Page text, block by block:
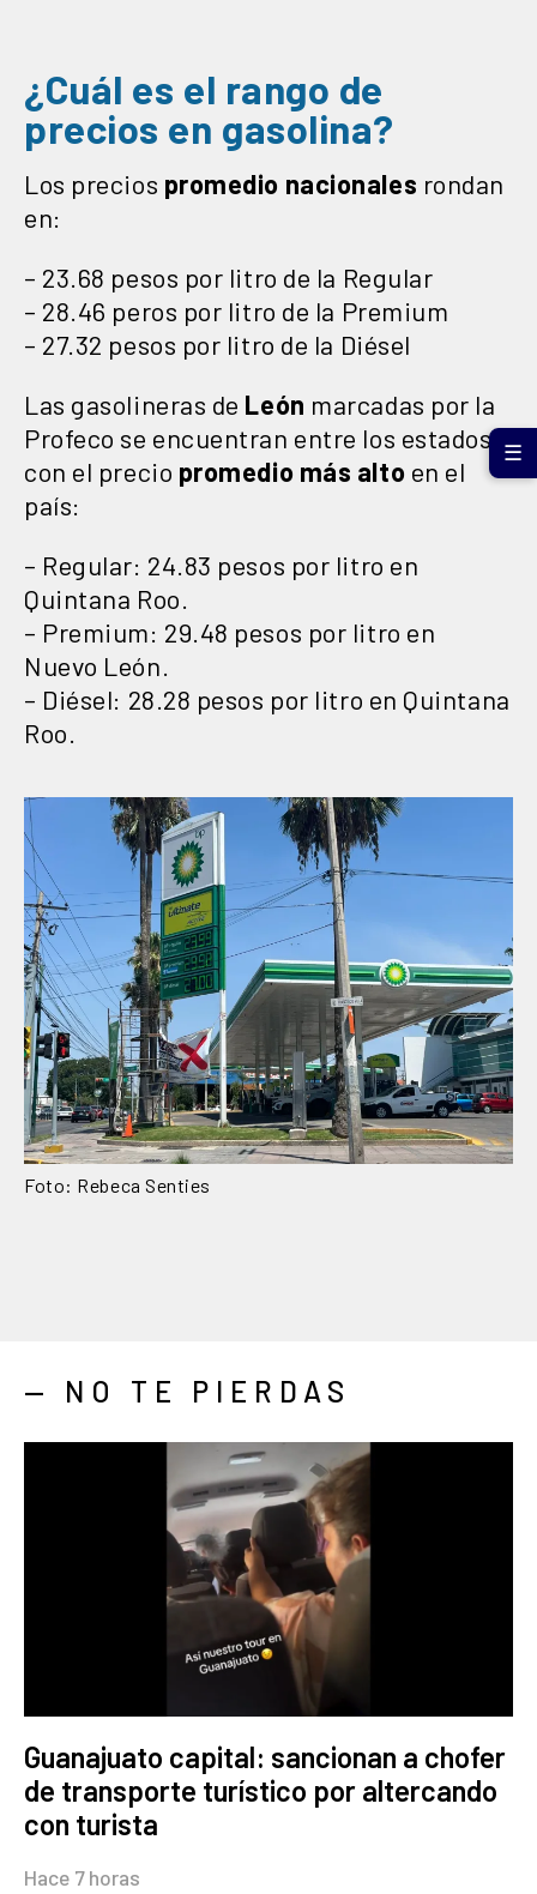
¿Cuál es el rango de
precios en gasolina?
Los precios promedio nacionales rondan
en:
– 23.68 pesos por litro de la Regular
– 28.46 peros por litro de la Premium
– 27.32 pesos por litro de la Diésel
Las gasolineras de León marcadas por la
Profeco se encuentran entre los estados
con el precio promedio más alto en el
país:
– Regular: 24.83 pesos por litro en
Quintana Roo.
– Premium: 29.48 pesos por litro en
Nuevo León.
– Diésel: 28.28 pesos por litro en Quintana
Roo.
Foto: Rebeca Senties
— NO TE PIERDAS
Guanajuato capital: sancionan a chofer
de transporte turístico por altercando
con turista
Hace 7 horas
☰